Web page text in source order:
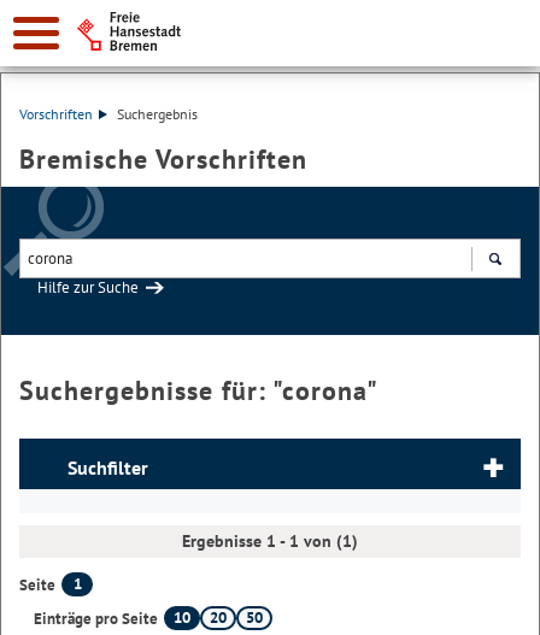
Vorschriften Suchergebnis
Bremische Vorschriften
Hilfe zur Suche
Suchergebnisse für: "corona"
Suchfilter
Ergebnisse 1 - 1 von (1)
Seite
1
Einträge pro Seite
10 20 50